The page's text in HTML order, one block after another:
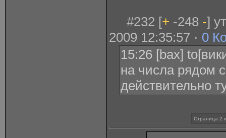
#232 [+ -248 -]
2009 12:35:57 · 0
15:26 [bax]
на числа рядом
действительно
Страница 2